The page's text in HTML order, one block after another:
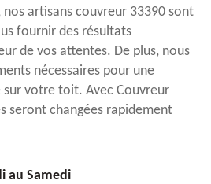
nos artisans couvreur 33390 sont
fournir des résultats
de vos attentes. De plus, nous
nécessaires pour une
votre toit. Avec Couvreur
seront changées rapidement
au Samedi